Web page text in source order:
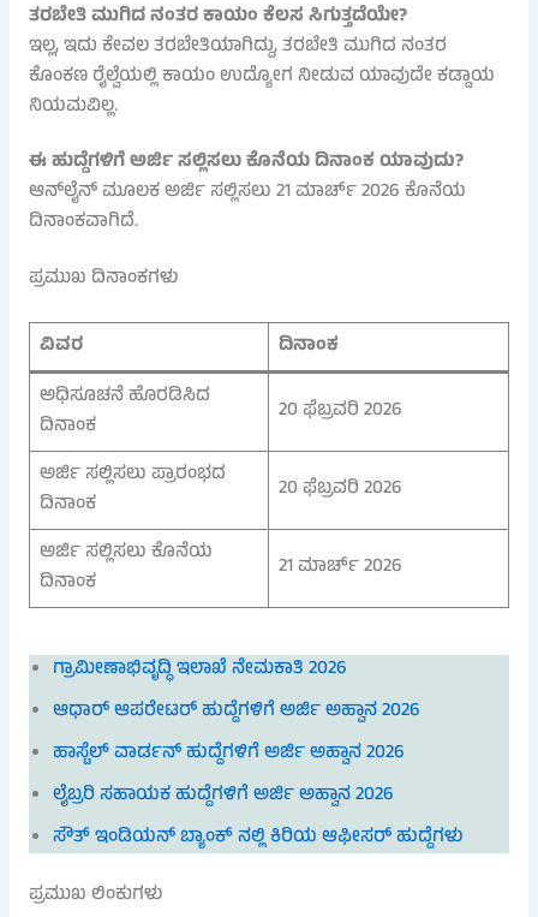
ತರಬೇತಿ ಮುಗಿದ ನಂತರ ಕಾಯಂ ಕೆಲಸ ಸಿಗುತ್ತದೆಯೇ?
ಇಲ್ಲ, ಇದು ಕೇವಲ ತರಬೇತಿಯಾಗಿದ್ದು, ತರಬೇತಿ ಮುಗಿದ ನಂತರ
ಕೊಂಕಣ ರೈಲ್ವೆಯಲ್ಲಿ ಕಾಯಂ ಉದ್ಯೋಗ ನೀಡುವ ಯಾವುದೇ ಕಡ್ಡಾಯ
ನಿಯಮವಿಲ್ಲ.
ಈ ಹುದ್ದೆಗಳಿಗೆ ಅರ್ಜಿ ಸಲ್ಲಿಸಲು ಕೊನೆಯ ದಿನಾಂಕ ಯಾವುದು?
ಆನ್‌ಲೈನ್ ಮೂಲಕ ಅರ್ಜಿ ಸಲ್ಲಿಸಲು 21 ಮಾರ್ಚ್ 2026 ಕೊನೆಯ
ದಿನಾಂಕವಾಗಿದೆ.
ಪ್ರಮುಖ ದಿನಾಂಕಗಳು
ವಿವರ
ದಿನಾಂಕ
ಅಧಿಸೂಚನೆ ಹೊರಡಿಸಿದ
ದಿನಾಂಕ
20 ಫೆಬ್ರವರಿ 2026
ಅರ್ಜಿ ಸಲ್ಲಿಸಲು ಪ್ರಾರಂಭದ
ದಿನಾಂಕ
20 ಫೆಬ್ರವರಿ 2026
ಅರ್ಜಿ ಸಲ್ಲಿಸಲು ಕೊನೆಯ
ದಿನಾಂಕ
21 ಮಾರ್ಚ್ 2026
ಗ್ರಾಮೀಣಾಭಿವೃದ್ಧಿ ಇಲಾಖೆ ನೇಮಕಾತಿ 2026
ಆಧಾರ್ ಆಪರೇಟರ್ ಹುದ್ದೆಗಳಿಗೆ ಅರ್ಜಿ ಅಹ್ವಾನ 2026
ಹಾಸ್ಟೆಲ್ ವಾರ್ಡನ್ ಹುದ್ದೆಗಳಿಗೆ ಅರ್ಜಿ ಅಹ್ವಾನ 2026
ಲೈಬ್ರರಿ ಸಹಾಯಕ ಹುದ್ದೆಗಳಿಗೆ ಅರ್ಜಿ ಅಹ್ವಾನ 2026
ಸೌತ್ ಇಂಡಿಯನ್ ಬ್ಯಾಂಕ್ ನಲ್ಲಿ ಕಿರಿಯ ಆಫೀಸರ್ ಹುದ್ದೆಗಳು
ಪ್ರಮುಖ ಲಿಂಕುಗಳು